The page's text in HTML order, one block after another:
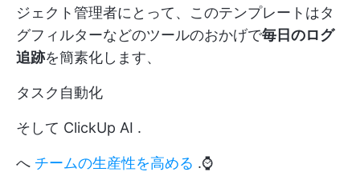
ジェクト管理者にとって、このテンプレートはタ
グフィルターなどのツールのおかげで毎日のログ
追跡を簡素化します、
タスク自動化
そして ClickUp AI .
へ チームの生産性を高める .⌚